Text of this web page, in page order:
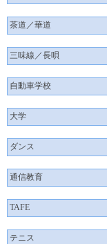
茶道／華道
三味線／長唄
自動車学校
大学
ダンス
通信教育
TAFE
テニス